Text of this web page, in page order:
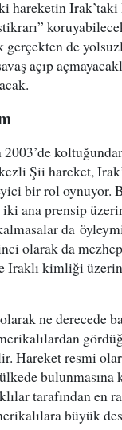
hareketin Irak’taki
gerçekten de
açıp
2003’de
Şii hareket,
bir rol oynuyor.
ana prensip
da
olarak da
Iraklı kimliği
ne derecede
Hareket resmi
bulunmasına
tarafından en
büyük